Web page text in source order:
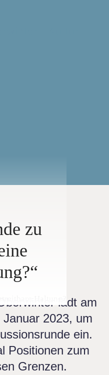
zu
lädt am
2023, um
ein.
Positionen zum
Grenzen.